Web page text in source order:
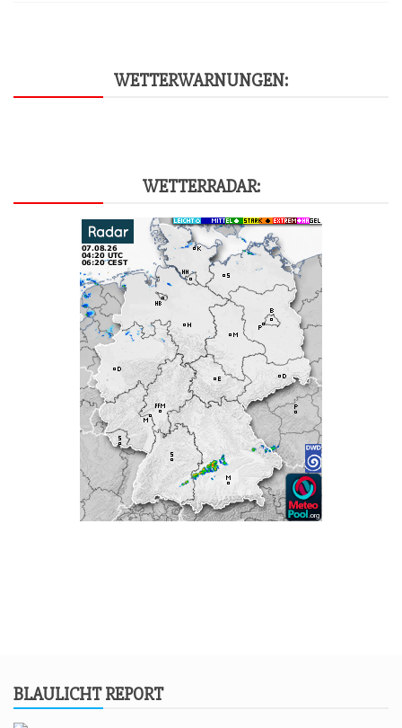
WET­TER­WAR­NUN­GEN:
WET­TER­RA­DAR:
BLAU­LICHT REPORT